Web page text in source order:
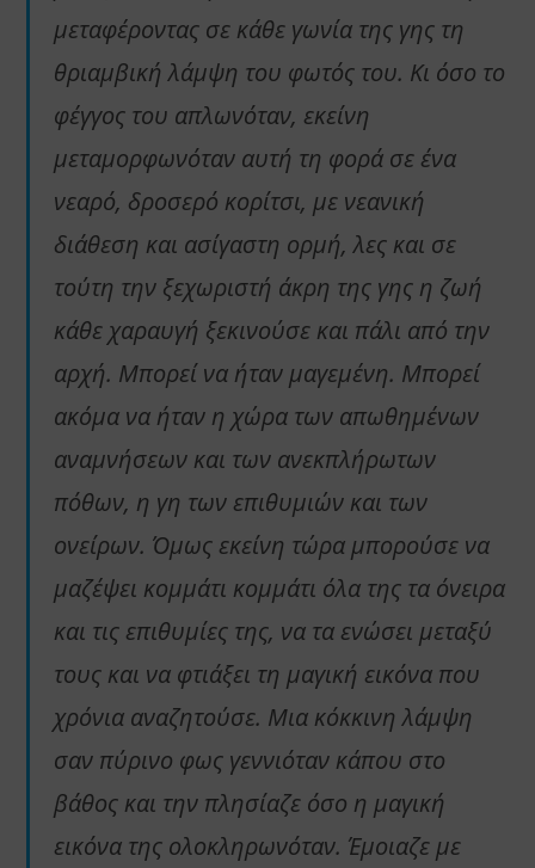
μεταφέροντας σε κάθε γωνία της γης τη
θριαμβική λάμψη του φωτός του. Κι όσο το
φέγγος του απλωνόταν, εκείνη
μεταμορφωνόταν αυτή τη φορά σε ένα
νεαρό, δροσερό κορίτσι, με νεανική
διάθεση και ασίγαστη ορμή, λες και σε
τούτη την ξεχωριστή άκρη της γης η ζωή
κάθε χαραυγή ξεκινούσε και πάλι από την
αρχή. Μπορεί να ήταν μαγεμένη. Μπορεί
ακόμα να ήταν η χώρα των απωθημένων
αναμνήσεων και των ανεκπλήρωτων
πόθων, η γη των επιθυμιών και των
ονείρων. Όμως εκείνη τώρα μπορούσε να
μαζέψει κομμάτι κομμάτι όλα της τα όνειρα
και τις επιθυμίες της, να τα ενώσει μεταξύ
τους και να φτιάξει τη μαγική εικόνα που
χρόνια αναζητούσε. Μια κόκκινη λάμψη
σαν πύρινο φως γεννιόταν κάπου στο
βάθος και την πλησίαζε όσο η μαγική
εικόνα της ολοκληρωνόταν. Έμοιαζε με